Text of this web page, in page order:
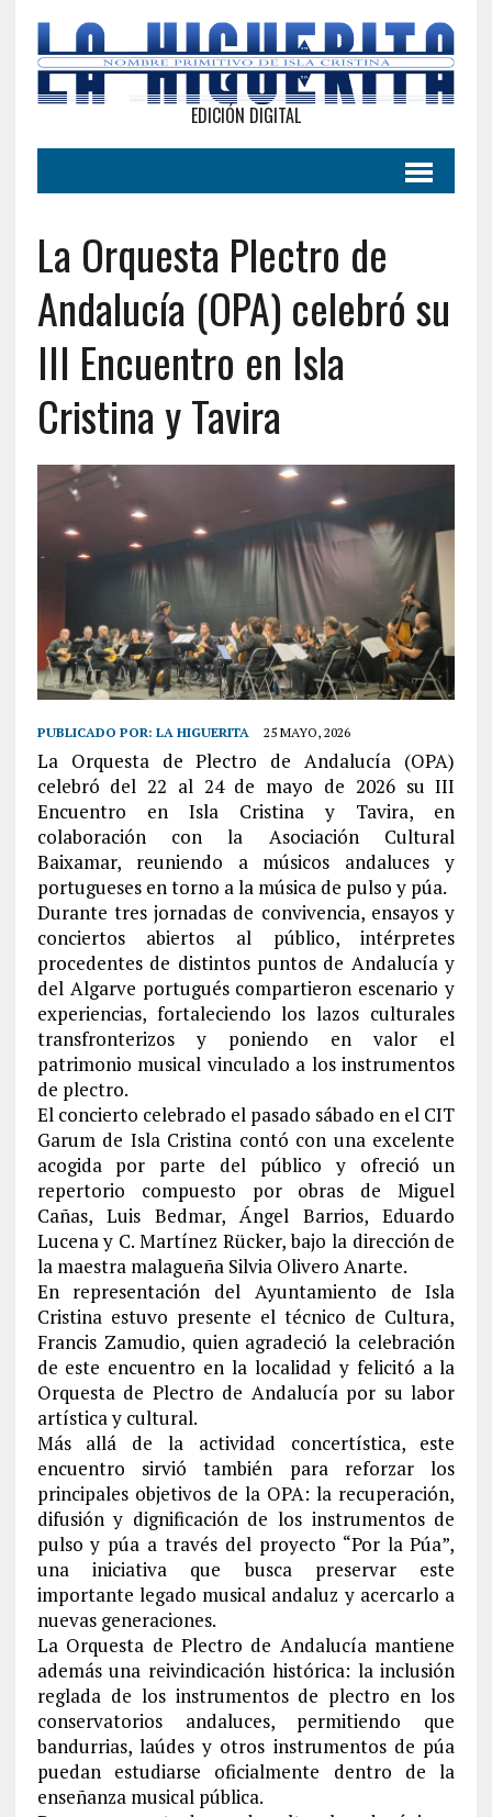
EDICIÓN DIGITAL
La Orquesta Plectro de
Andalucía (OPA) celebró su
III Encuentro en Isla
Cristina y Tavira
PUBLICADO POR: LA HIGUERITA 25 MAYO, 2026
La Orquesta de Plectro de Andalucía (OPA)
celebró del 22 al 24 de mayo de 2026 su III
Encuentro en Isla Cristina y Tavira, en
colaboración con la Asociación Cultural
Baixamar, reuniendo a músicos andaluces y
portugueses en torno a la música de pulso y púa.
Durante tres jornadas de convivencia, ensayos y
conciertos abiertos al público, intérpretes
procedentes de distintos puntos de Andalucía y
del Algarve portugués compartieron escenario y
experiencias, fortaleciendo los lazos culturales
transfronterizos y poniendo en valor el
patrimonio musical vinculado a los instrumentos
de plectro.
El concierto celebrado el pasado sábado en el CIT
Garum de Isla Cristina contó con una excelente
acogida por parte del público y ofreció un
repertorio compuesto por obras de Miguel
Cañas, Luis Bedmar, Ángel Barrios, Eduardo
Lucena y C. Martínez Rücker, bajo la dirección de
la maestra malagueña Silvia Olivero Anarte.
En representación del Ayuntamiento de Isla
Cristina estuvo presente el técnico de Cultura,
Francis Zamudio, quien agradeció la celebración
de este encuentro en la localidad y felicitó a la
Orquesta de Plectro de Andalucía por su labor
artística y cultural.
Más allá de la actividad concertística, este
encuentro sirvió también para reforzar los
principales objetivos de la OPA: la recuperación,
difusión y dignificación de los instrumentos de
pulso y púa a través del proyecto “Por la Púa”,
una iniciativa que busca preservar este
importante legado musical andaluz y acercarlo a
nuevas generaciones.
La Orquesta de Plectro de Andalucía mantiene
además una reivindicación histórica: la inclusión
reglada de los instrumentos de plectro en los
conservatorios andaluces, permitiendo que
bandurrias, laúdes y otros instrumentos de púa
puedan estudiarse oficialmente dentro de la
enseñanza musical pública.